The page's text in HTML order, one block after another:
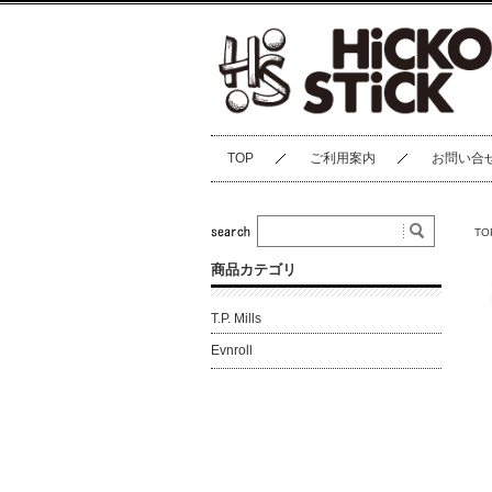
TOP ご利用案内 お問い合
商品カテゴリ
T.P. Mills
Evnroll